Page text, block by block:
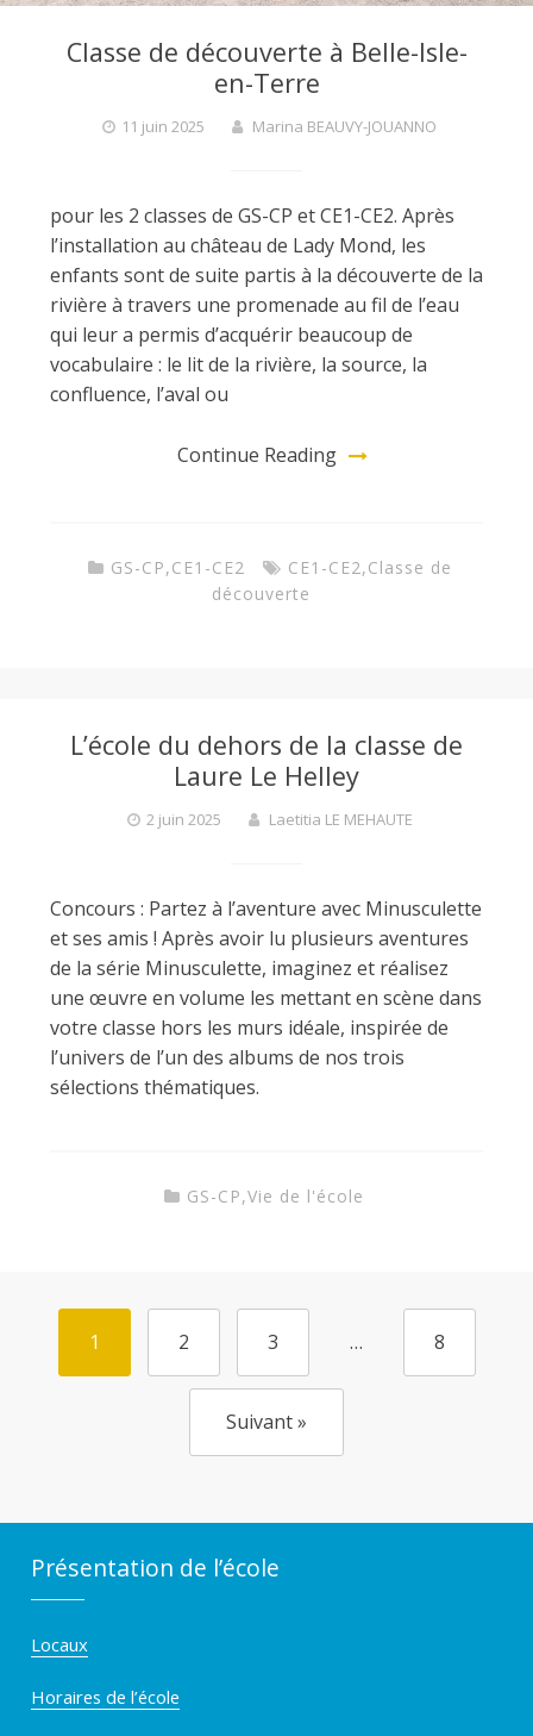
Classe de découverte à Belle-Isle-
en-Terre
11 juin 2025 Marina BEAUVY-JOUANNO
pour les 2 classes de GS-CP et CE1-CE2. Après
l’installation au château de Lady Mond, les
enfants sont de suite partis à la découverte de la
rivière à travers une promenade au fil de l’eau
qui leur a permis d’acquérir beaucoup de
vocabulaire : le lit de la rivière, la source, la
confluence, l’aval ou
Continue Reading
GS-CP,CE1-CE2 CE1-CE2,Classe de
découverte
L’école du dehors de la classe de
Laure Le Helley
2 juin 2025 Laetitia LE MEHAUTE
Concours : Partez à l’aventure avec Minusculette
et ses amis ! Après avoir lu plusieurs aventures
de la série Minusculette, imaginez et réalisez
une œuvre en volume les mettant en scène dans
votre classe hors les murs idéale, inspirée de
l’univers de l’un des albums de nos trois
sélections thématiques.
GS-CP,Vie de l'école
1 2 3 … 8
Suivant »
Présentation de l’école
Locaux
Horaires de l’école